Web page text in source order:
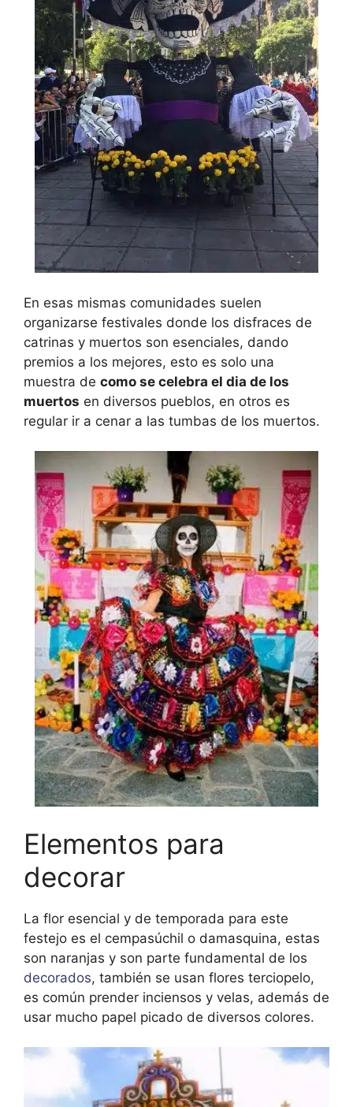
En esas mismas comunidades suelen
organizarse festivales donde los disfraces de
catrinas y muertos son esenciales, dando
premios a los mejores, esto es solo una
muestra de como se celebra el dia de los
muertos en diversos pueblos, en otros es
regular ir a cenar a las tumbas de los muertos.
Elementos para
decorar
La flor esencial y de temporada para este
festejo es el cempasúchil o damasquina, estas
son naranjas y son parte fundamental de los
decorados, también se usan flores terciopelo,
es común prender inciensos y velas, además de
usar mucho papel picado de diversos colores.